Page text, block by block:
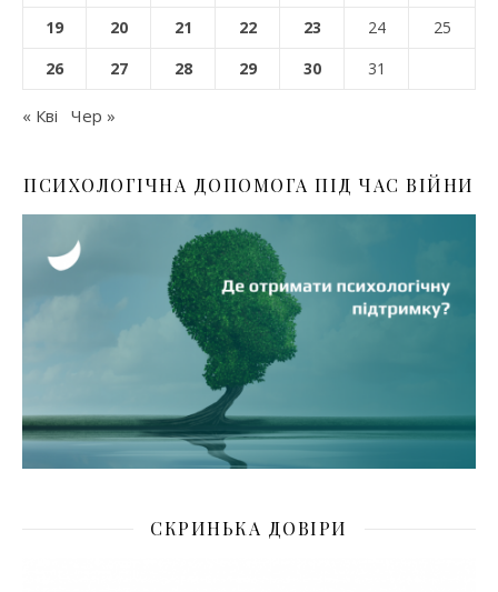
19 20 21 22 23 24
25
26
27 28 29 30 31
« Кві Чер »
ПСИХОЛОГІЧНА ДОПОМОГА ПІД ЧАС ВІЙНИ
СКРИНЬКА ДОВІРИ